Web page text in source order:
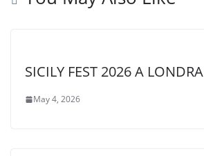
SICILY FEST 2026 A LONDRA
May 4, 2026